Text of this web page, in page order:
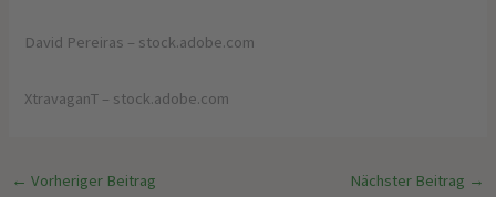
David Pereiras – stock.adobe.com
XtravaganT – stock.adobe.com
← Vorheriger Beitrag Nächster Beitrag →